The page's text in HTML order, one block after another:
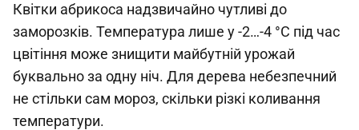
Квітки абрикоса надзвичайно чутливі до
заморозків. Температура лише у -2…-4 °C під час
цвітіння може знищити майбутній урожай
буквально за одну ніч. Для дерева небезпечний
не стільки сам мороз, скільки різкі коливання
температури.